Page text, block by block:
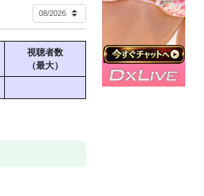
視聴者数
（最大）